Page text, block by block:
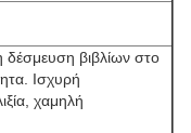
δέσμευση βιβλίων στο
Ισχυρή
χαμηλή